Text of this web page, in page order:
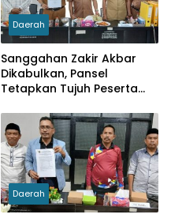
Daerah
Sanggahan Zakir Akbar
Dikabulkan, Pansel
Tetapkan Tujuh Peserta
Wai Tipalayo
Daerah